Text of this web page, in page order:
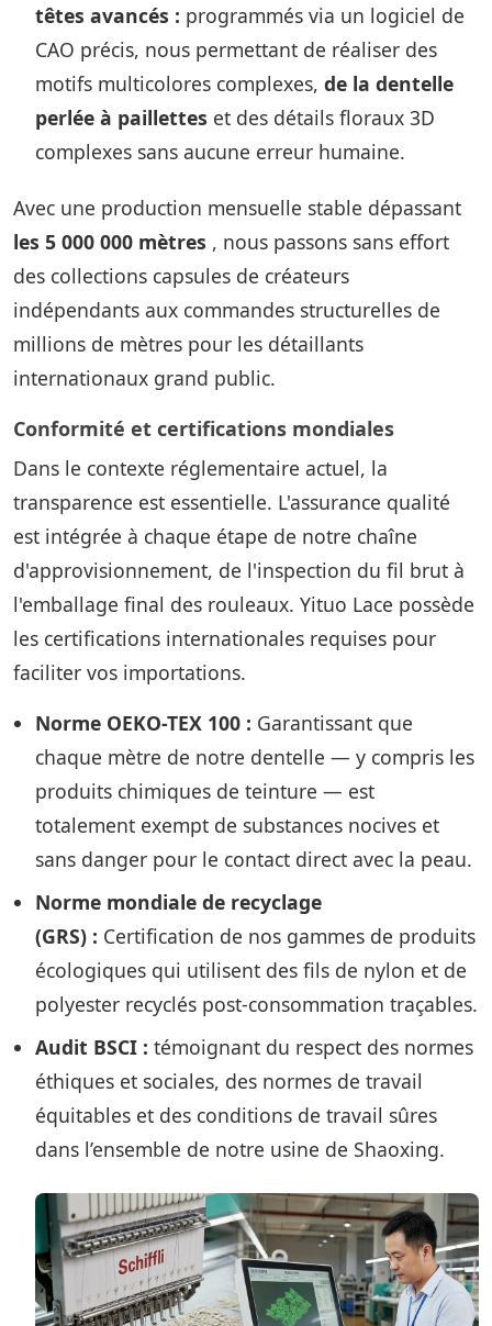
têtes avancés : programmés via un logiciel de
CAO précis, nous permettant de réaliser des
motifs multicolores complexes, de la dentelle
perlée à paillettes et des détails floraux 3D
complexes sans aucune erreur humaine.
Avec une production mensuelle stable dépassant
les 5 000 000 mètres , nous passons sans effort
des collections capsules de créateurs
indépendants aux commandes structurelles de
millions de mètres pour les détaillants
internationaux grand public.
Conformité et certifications mondiales
Dans le contexte réglementaire actuel, la
transparence est essentielle. L'assurance qualité
est intégrée à chaque étape de notre chaîne
d'approvisionnement, de l'inspection du fil brut à
l'emballage final des rouleaux. Yituo Lace possède
les certifications internationales requises pour
faciliter vos importations.
Norme OEKO-TEX 100 : Garantissant que
chaque mètre de notre dentelle — y compris les
produits chimiques de teinture — est
totalement exempt de substances nocives et
sans danger pour le contact direct avec la peau.
Norme mondiale de recyclage
(GRS) : Certification de nos gammes de produits
écologiques qui utilisent des fils de nylon et de
polyester recyclés post-consommation traçables.
Audit BSCI : témoignant du respect des normes
éthiques et sociales, des normes de travail
équitables et des conditions de travail sûres
dans l’ensemble de notre usine de Shaoxing.